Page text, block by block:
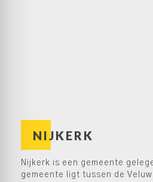
NIJKERK
Nijkerk is een gemeente
gemeente ligt tussen de